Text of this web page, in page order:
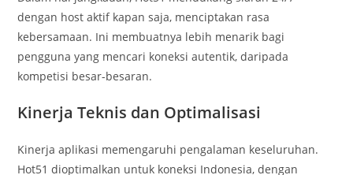
dengan host aktif kapan saja, menciptakan rasa
kebersamaan. Ini membuatnya lebih menarik bagi
pengguna yang mencari koneksi autentik, daripada
kompetisi besar-besaran.
Kinerja Teknis dan Optimalisasi
Kinerja aplikasi memengaruhi pengalaman keseluruhan.
Hot51 dioptimalkan untuk koneksi Indonesia, dengan